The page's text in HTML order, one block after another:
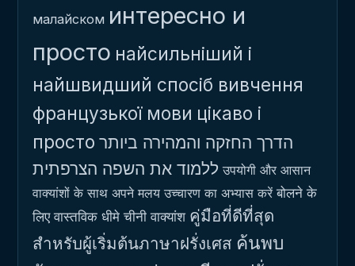
малайском интересно и
просто найсильніший і
найшвидший спосіб вивчення
французької мови цікаво і
просто הדרך החזקה והמהירה ביותר
ללמוד את השפה הצרפתית उपयोगी और आसान
वाक्यांशों के साथ अपने मलय उच्चारण का अभ्यास करें बोलने के
लिए वास्तविक धीमे चीनी वाक्यांश คู่มือที่ดีที่สุด
สำหรับผู้เริ่มต้นภาษาฝรั่งเศส ค้นพบ